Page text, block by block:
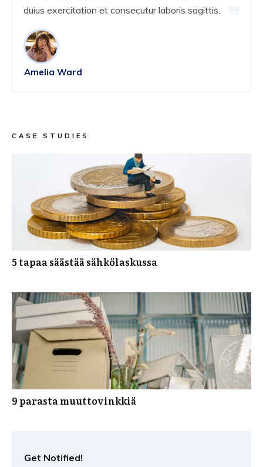
duius exercitation et consecutur laboris sagittis.
Amelia Ward
CASE STUDIES
5 tapaa säästää sähkölaskussa
9 parasta muuttovinkkiä
Get Notified!